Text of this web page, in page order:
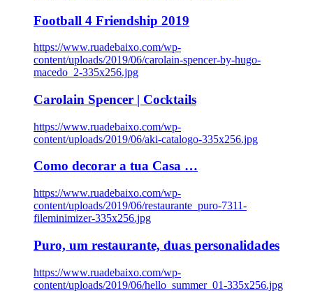
Football 4 Friendship 2019
https://www.ruadebaixo.com/wp-
content/uploads/2019/06/carolain-spencer-by-hugo-
macedo_2-335x256.jpg
Carolain Spencer | Cocktails
https://www.ruadebaixo.com/wp-
content/uploads/2019/06/aki-catalogo-335x256.jpg
Como decorar a tua Casa …
https://www.ruadebaixo.com/wp-
content/uploads/2019/06/restaurante_puro-7311-
fileminimizer-335x256.jpg
Puro, um restaurante, duas personalidades
https://www.ruadebaixo.com/wp-
content/uploads/2019/06/hello_summer_01-335x256.jpg